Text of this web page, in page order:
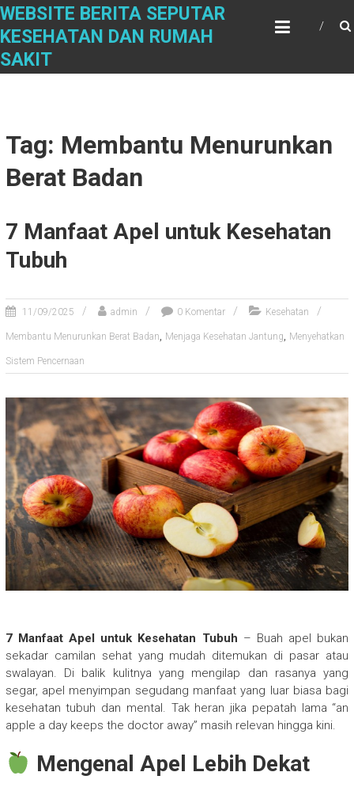
Skip
content
WEBSITE BERITA SEPUTAR
KESEHATAN DAN RUMAH
SAKIT
Tag: Membantu Menurunkan
Berat Badan
7 Manfaat Apel untuk Kesehatan
Tubuh
11/09/2025 admin 0 Komentar Kesehatan
Membantu Menurunkan Berat Badan, Menjaga Kesehatan Jantung, Menyehatkan
Sistem Pencernaan
7 Manfaat Apel untuk Kesehatan Tubuh – Buah apel bukan
sekadar camilan sehat yang mudah ditemukan di pasar atau
swalayan. Di balik kulitnya yang mengilap dan rasanya yang
segar, apel menyimpan segudang manfaat yang luar biasa bagi
kesehatan tubuh dan mental. Tak heran jika pepatah lama “an
apple a day keeps the doctor away” masih relevan hingga kini.
Mengenal Apel Lebih Dekat